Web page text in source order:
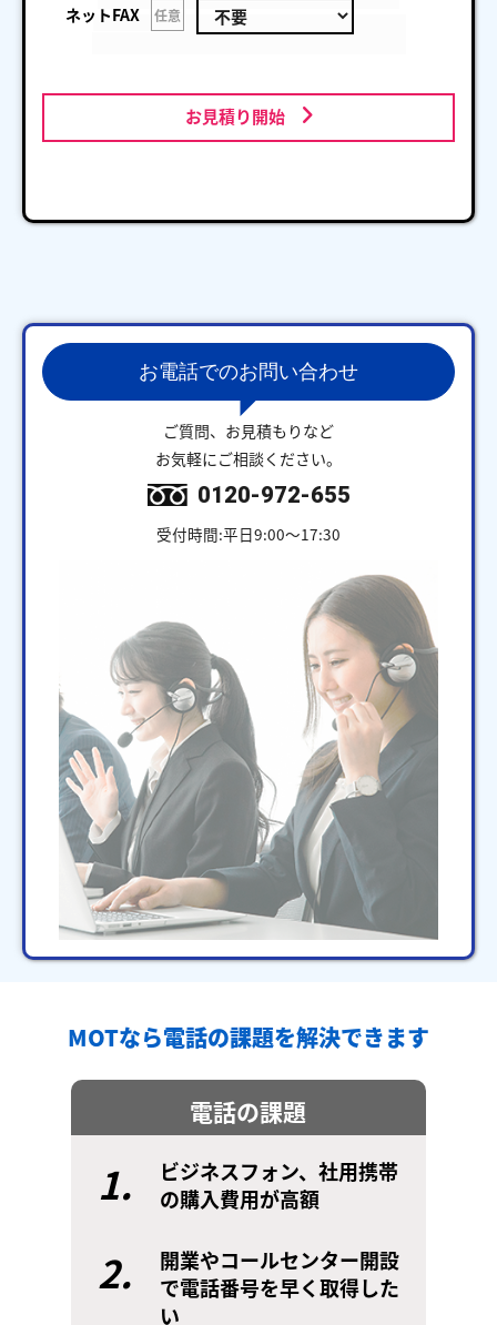
ネットFAX 任意
お見積り開始
お電話でのお問い合わせ
ご質問、お見積もりなど
お気軽にご相談ください。
0120-972-655
受付時間:平日9:00～17:30
MOTなら電話の課題を解決できます
電話の課題
1.
ビジネスフォン、社用携帯
の購入費用が高額
2.
開業やコールセンター開設
で電話番号を早く取得した
い